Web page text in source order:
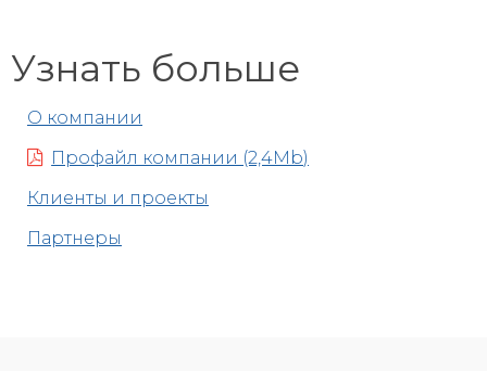
Узнать больше
О компании
Профайл компании (2,4Mb)
Клиенты и проекты
Партнеры